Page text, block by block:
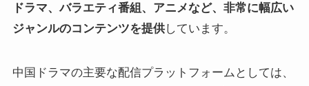
ドラマ、バラエティ番組、アニメなど、非常に幅広い
ジャンルのコンテンツを提供しています。
中国ドラマの主要な配信プラットフォームとしては、